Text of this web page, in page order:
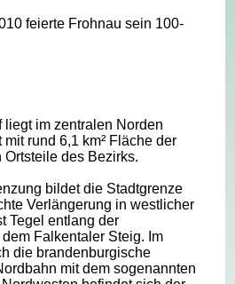
feierte Frohnau sein 100-
liegt im zentralen Norden
rund 6,1 km² Fläche der
des Bezirks.
bildet die Stadtgrenze
Verlängerung in westlicher
Tegel entlang der
Falkentaler Steig. Im
die brandenburgische
mit dem sogenannten